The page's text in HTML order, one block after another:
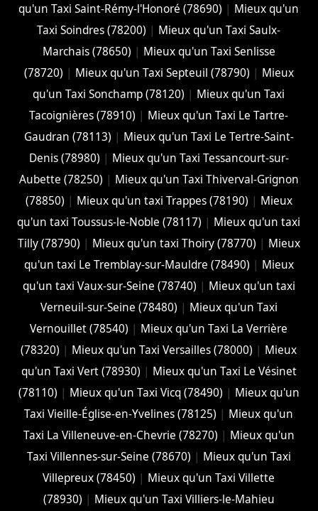
qu'un Taxi Saint-Rémy-l'Honoré (78690) | Mieux qu'un
Taxi Soindres (78200) | Mieux qu'un Taxi Saulx-
Marchais (78650) | Mieux qu'un Taxi Senlisse
(78720) | Mieux qu'un Taxi Septeuil (78790) | Mieux
qu'un Taxi Sonchamp (78120) | Mieux qu'un Taxi
Tacoignières (78910) | Mieux qu'un Taxi Le Tartre-
Gaudran (78113) | Mieux qu'un Taxi Le Tertre-Saint-
Denis (78980) | Mieux qu'un Taxi Tessancourt-sur-
Aubette (78250) | Mieux qu'un Taxi Thiverval-Grignon
(78850) | Mieux qu'un taxi Trappes (78190) | Mieux
qu'un taxi Toussus-le-Noble (78117) | Mieux qu'un taxi
Tilly (78790) | Mieux qu'un taxi Thoiry (78770) | Mieux
qu'un taxi Le Tremblay-sur-Mauldre (78490) | Mieux
qu'un taxi Vaux-sur-Seine (78740) | Mieux qu'un taxi
Verneuil-sur-Seine (78480) | Mieux qu'un Taxi
Vernouillet (78540) | Mieux qu'un Taxi La Verrière
(78320) | Mieux qu'un Taxi Versailles (78000) | Mieux
qu'un Taxi Vert (78930) | Mieux qu'un Taxi Le Vésinet
(78110) | Mieux qu'un Taxi Vicq (78490) | Mieux qu'un
Taxi Vieille-Église-en-Yvelines (78125) | Mieux qu'un
Taxi La Villeneuve-en-Chevrie (78270) | Mieux qu'un
Taxi Villennes-sur-Seine (78670) | Mieux qu'un Taxi
Villepreux (78450) | Mieux qu'un Taxi Villette
(78930) | Mieux qu'un Taxi Villiers-le-Mahieu